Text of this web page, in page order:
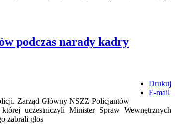
podczas narady kadry
Drukuj
E-mail
Zarząd Główny NSZZ Policjantów
uczestniczyli Minister Spraw Wewnętrznych
zabrali głos.